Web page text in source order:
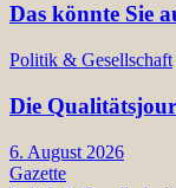
Das könnte Sie
Politik & Gesellschaft
Die
6. August 2026
Gazette